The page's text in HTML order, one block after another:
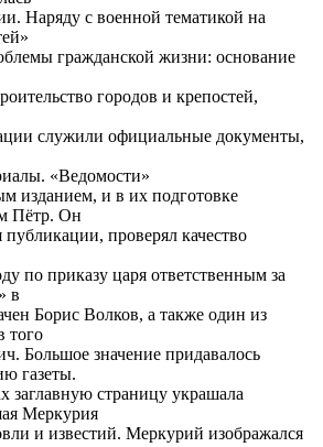
Наряду с военной тематикой на
гражданской жизни: основание
городов и крепостей,
служили официальные документы,
«Ведомости»
изданием, и в их подготовке
Пётр. Он
публикации, проверял качество
по приказу царя ответственным за
в
Борис Волков, а также один из
того
Большое значение придавалось
газеты.
заглавную страницу украшала
Меркурия
и известий. Меркурий изображался